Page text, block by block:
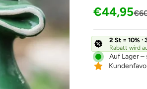
Angebot
€44,95
2 St = 10%
Rabatt wird
Auf Lager